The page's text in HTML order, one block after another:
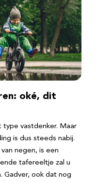
oké, dit
type vastdenker. Maar
is dus steeds nabij.
negen, is een
tafereeltje zal u
Gadver, ook dat nog